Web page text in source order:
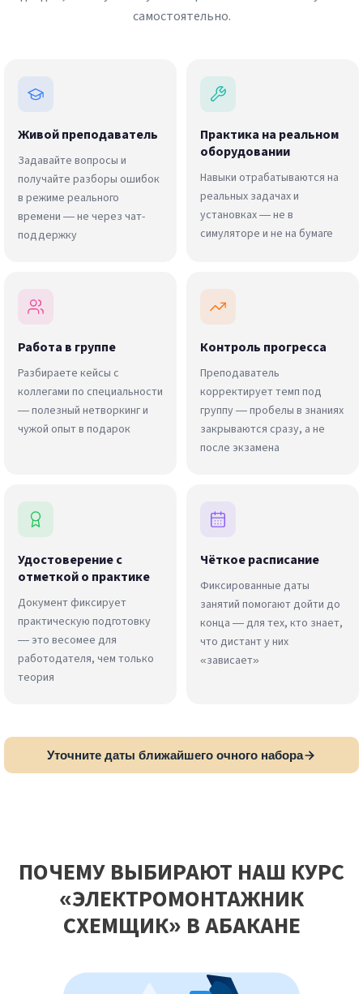
самостоятельно.
Живой преподаватель
Задавайте вопросы и
получайте разборы ошибок
в режиме реального
времени — не через чат-
поддержку
Практика на реальном
оборудовании
Навыки отрабатываются на
реальных задачах и
установках — не в
симуляторе и не на бумаге
Работа в группе
Разбираете кейсы с
коллегами по специальности
— полезный нетворкинг и
чужой опыт в подарок
Контроль прогресса
Преподаватель
корректирует темп под
группу — пробелы в знаниях
закрываются сразу, а не
после экзамена
Удостоверение с
отметкой о практике
Документ фиксирует
практическую подготовку
— это весомее для
работодателя, чем только
теория
Чёткое расписание
Фиксированные даты
занятий помогают дойти до
конца — для тех, кто знает,
что дистант у них
«зависает»
Уточните даты ближайшего очного набора
ПОЧЕМУ ВЫБИРАЮТ НАШ КУРС
«ЭЛЕКТРОМОНТАЖНИК
СХЕМЩИК» В АБАКАНЕ